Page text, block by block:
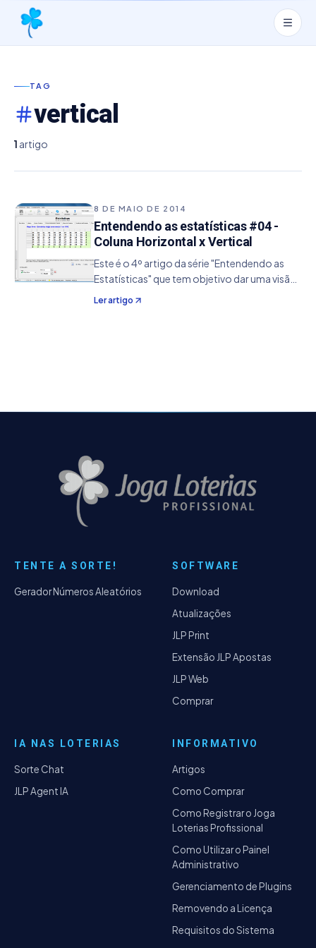
TAG
vertical
1 artigo
8 DE MAIO DE 2014
Entendendo as estatísticas #04 -
Coluna Horizontal x Vertical
Este é o 4º artigo da série "Entendendo as
Estatísticas" que tem objetivo dar uma visão
de conceito da sua utilização, ajudando de
um modo específico no aperfeiçoamento
Ler artigo
TENTE A SORTE!
Gerador Números Aleatórios
SOFTWARE
Download
Atualizações
JLP Print
Extensão JLP Apostas
JLP Web
Comprar
IA NAS LOTERIAS
Sorte Chat
JLP Agent IA
INFORMATIVO
Artigos
Como Comprar
Como Registrar o Joga
Loterias Profissional
Como Utilizar o Painel
Administrativo
Gerenciamento de Plugins
Removendo a Licença
Requisitos do Sistema